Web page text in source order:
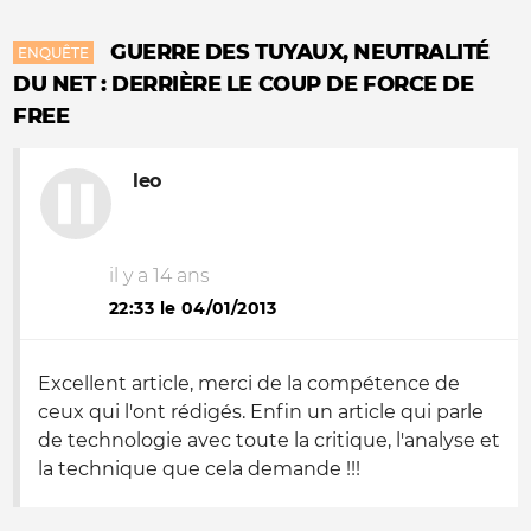
ENQUÊTE
GUERRE DES TUYAUX, NEUTRALITÉ
DU NET : DERRIÈRE LE COUP DE FORCE DE
FREE
leo
il y a 14 ans
22:33 le 04/01/2013
Excellent article, merci de la compétence de
ceux qui l'ont rédigés. Enfin un article qui parle
de technologie avec toute la critique, l'analyse et
la technique que cela demande !!!